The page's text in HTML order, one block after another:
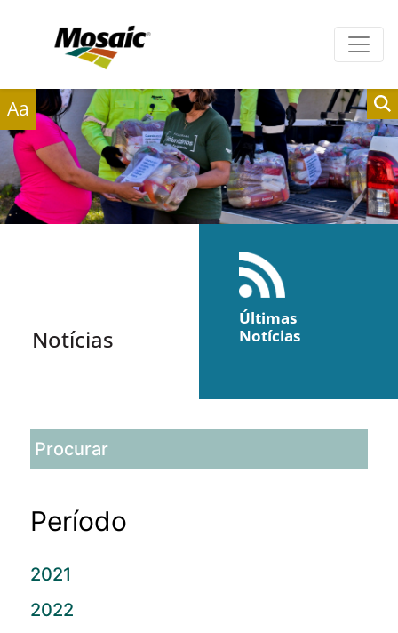
Fornecedores
Aa
Notícias
Últimas
Notícias
Período
2021
2022